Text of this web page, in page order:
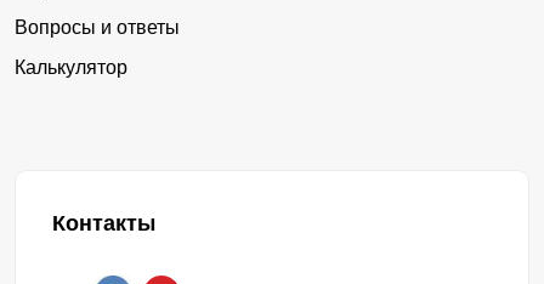
Вопросы и ответы
Калькулятор
Контакты